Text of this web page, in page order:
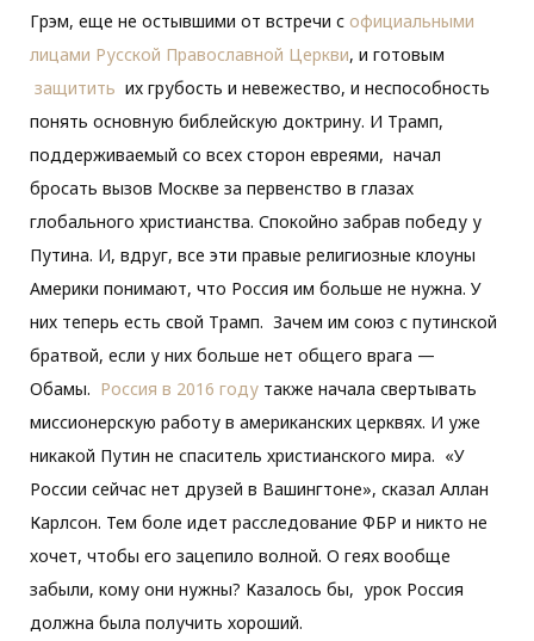
Грэм, еще не остывшими от встречи с официальными
лицами Русской Православной Церкви, и готовым
защитить их грубость и невежество, и неспособность
понять основную библейскую доктрину. И Трамп,
поддерживаемый со всех сторон евреями, начал
бросать вызов Москве за первенство в глазах
глобального христианства. Спокойно забрав победу у
Путина. И, вдруг, все эти правые религиозные клоуны
Америки понимают, что Россия им больше не нужна. У
них теперь есть свой Трамп. Зачем им союз с путинской
братвой, если у них больше нет общего врага —
Обамы. Россия в 2016 году также начала свертывать
миссионерскую работу в американских церквях. И уже
никакой Путин не спаситель христианского мира. «У
России сейчас нет друзей в Вашингтоне», сказал Аллан
Карлсон. Тем боле идет расследование ФБР и никто не
хочет, чтобы его зацепило волной. О геях вообще
забыли, кому они нужны? Казалось бы, урок Россия
должна была получить хороший.